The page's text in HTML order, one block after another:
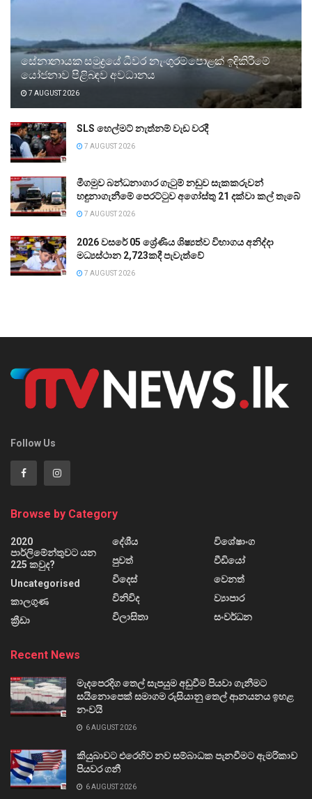
සේනානායක සමුද්‍රයේ ධීවර නැංගුරම්පොළක් ඉදිකිරීමේ
යෝජනාව පිළිබඳව අවධානය
7 AUGUST 2026
SLS හෙල්මට් නැත්නම් වැඩ වරදී
7 AUGUST 2026
මීගමුව බන්ධනාගාර ගැටුම් නඩුව සැකකරුවන්
හඳුනාගැනීමේ පෙරට්ටුව අගෝස්තු 21 දක්වා කල් තැබේ
7 AUGUST 2026
2026 වසරේ 05 ශ්‍රේණිය ශිෂ්‍යත්ව විභාගය අනිද්දා
මධ්‍යස්ථාන 2,723කදී පැවැත්වේ
7 AUGUST 2026
Follow Us
Browse by Category
2020
පාර්ලිමේන්තුවට යන
225 කවුද?
Uncategorised
කාලගුණ
ක්‍රීඩා
දේශීය
පුවත්
විදෙස්
විනිවිද
විලාසිතා
විශේෂාංග
වීඩියෝ
වෙනත්
ව්‍යාපාර
සංවර්ධන
Recent News
මැදපෙරදිග තෙල් සැපයුම අඩුවීම පියවා ගැනීමට
සයිනොපෙක් සමාගම රුසියානු තෙල් ආනයනය ඉහළ
නංවයි
6 AUGUST 2026
කියුබාවට එරෙහිව නව සම්බාධක පැනවීමට ඇමරිකාව
පියවර ගනී
6 AUGUST 2026